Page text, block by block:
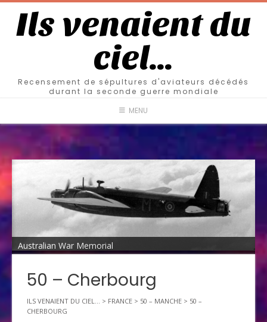
Ils venaient du
ciel…
Recensement de sépultures d'aviateurs décédés
durant la seconde guerre mondiale
MENU
Australian War Memorial
50 – Cherbourg
ILS VENAIENT DU CIEL... > FRANCE > 50 – MANCHE > 50 –
CHERBOURG